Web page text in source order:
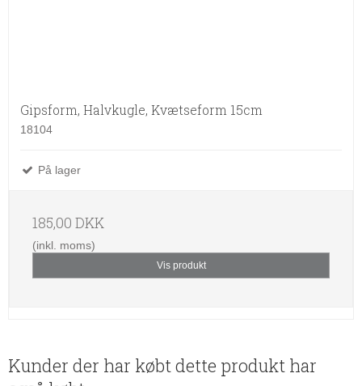
Gipsform, Halvkugle, Kvætseform 15cm
18104
På lager
185,00 DKK
(inkl. moms)
Vis produkt
Kunder der har købt dette produkt har